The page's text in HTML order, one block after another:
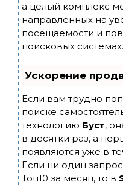
а целый комплекс
направленных на
посещаемости и
поисковых системах.
Ускорение
Если вам трудно
поиске
технологию Буст,
в десятки раз, а
появляются уже в
Если ни один
Топ10 за месяц, то в